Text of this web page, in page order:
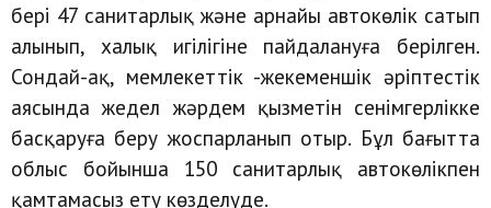
бері 47 санитарлық және арнайы автокөлік сатып
алынып, халық игілігіне пайдалануға берілген.
Сондай-ақ, мемлекеттік -жекеменшік әріптестік
аясында жедел жәрдем қызметін сенімгерлікке
басқаруға беру жоспарланып отыр. Бұл бағытта
облыс бойынша 150 санитарлық автокөлікпен
қамтамасыз ету көзделуде.